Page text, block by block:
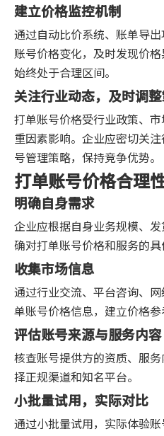
建立价格监控机制
通过自动比价系统、账单导
账号价格变化，及时发现价
始终处于合理区间。
关注行业动态，及时调
打单账号价格受行业政策、
重因素影响。企业应密切关
号管理策略，保持竞争优势。
打单账号价格合理
明确自身需求
企业应根据自身业务规模、
确对打单账号价格和服务的具
收集市场信息
通过行业交流、平台咨询、
单账号价格信息，建立价格参
评估账号来源与服务内容
核查账号提供方的资质、服
择正规渠道和知名平台。
小批量试用，实际对比
通过小批量试用，实际体验